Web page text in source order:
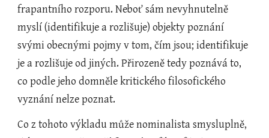
frapantního rozporu. Neboť sám nevyhnutelně
myslí (identifikuje a rozlišuje) objekty poznání
svými obecnými pojmy v tom, čím jsou; identifikuje
je a rozlišuje od jiných. Přirozeně tedy poznává to,
co podle jeho domněle kritického filosofického
vyznání nelze poznat.
Co z tohoto výkladu může nominalista smysluplně,